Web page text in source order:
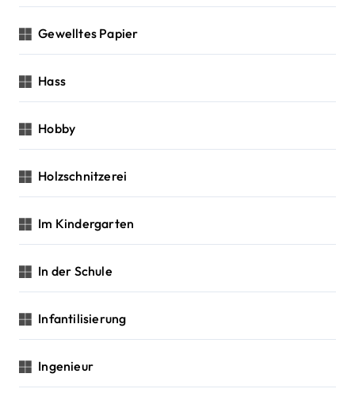
Gewelltes Papier
Hass
Hobby
Holzschnitzerei
Im Kindergarten
In der Schule
Infantilisierung
Ingenieur